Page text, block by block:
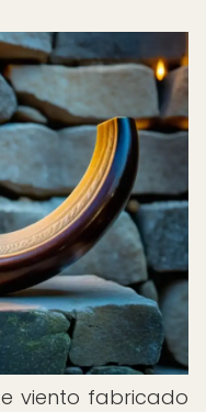
viento fabricado